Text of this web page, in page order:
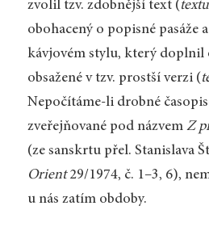
zvolil tzv. zdobnější text (
obohacený o popisné pasáže
kávjovém stylu, který doplnil
obsažené v tzv. prostší verzi (
Nepočítáme-li drobné
zveřejňované pod názvem Z
(ze sanskrtu přel. Stanislava
Orient29/1974, č. 1–3, 6),
u nás zatím obdoby.